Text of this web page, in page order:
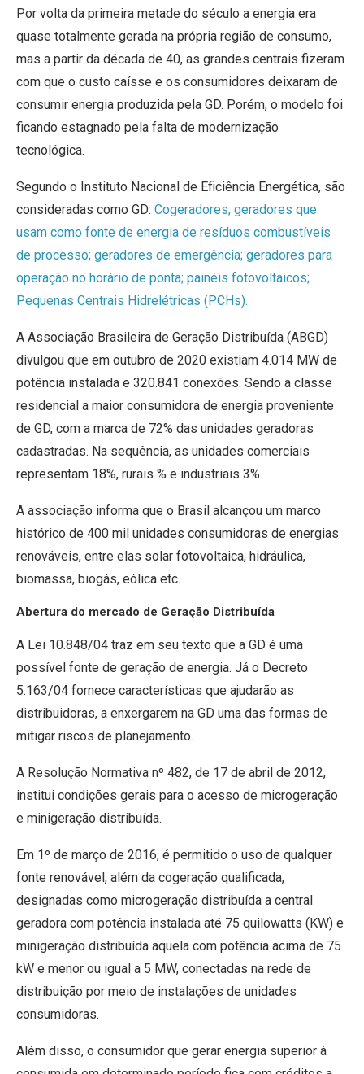
Por volta da primeira metade do século a energia era
quase totalmente gerada na própria região de consumo,
mas a partir da década de 40, as grandes centrais fizeram
com que o custo caísse e os consumidores deixaram de
consumir energia produzida pela GD. Porém, o modelo foi
ficando estagnado pela falta de modernização
tecnológica.
Segundo o Instituto Nacional de Eficiência Energética, são
consideradas como GD: Cogeradores; geradores que
usam como fonte de energia de resíduos combustíveis
de processo; geradores de emergência; geradores para
operação no horário de ponta; painéis fotovoltaicos;
Pequenas Centrais Hidrelétricas (PCHs).
A Associação Brasileira de Geração Distribuída (ABGD)
divulgou que em outubro de 2020 existiam 4.014 MW de
potência instalada e 320.841 conexões. Sendo a classe
residencial a maior consumidora de energia proveniente
de GD, com a marca de 72% das unidades geradoras
cadastradas. Na sequência, as unidades comerciais
representam 18%, rurais % e industriais 3%.
A associação informa que o Brasil alcançou um marco
histórico de 400 mil unidades consumidoras de energias
renováveis, entre elas solar fotovoltaica, hidráulica,
biomassa, biogás, eólica etc.
Abertura do mercado de Geração Distribuída
A Lei 10.848/04 traz em seu texto que a GD é uma
possível fonte de geração de energia. Já o Decreto
5.163/04 fornece características que ajudarão as
distribuidoras, a enxergarem na GD uma das formas de
mitigar riscos de planejamento.
A Resolução Normativa nº 482, de 17 de abril de 2012,
institui condições gerais para o acesso de microgeração
e minigeração distribuída.
Em 1º de março de 2016, é permitido o uso de qualquer
fonte renovável, além da cogeração qualificada,
designadas como microgeração distribuída a central
geradora com potência instalada até 75 quilowatts (KW) e
minigeração distribuída aquela com potência acima de 75
kW e menor ou igual a 5 MW, conectadas na rede de
distribuição por meio de instalações de unidades
consumidoras.
Além disso, o consumidor que gerar energia superior à